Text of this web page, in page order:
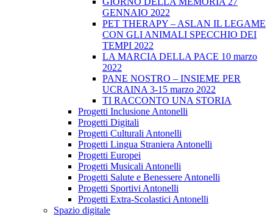
GENNAIO 2022
PET THERAPY – ASLAN IL LEGAME
CON GLI ANIMALI SPECCHIO DEI
TEMPI 2022
LA MARCIA DELLA PACE 10 marzo
2022
PANE NOSTRO – INSIEME PER
UCRAINA 3-15 marzo 2022
TI RACCONTO UNA STORIA
Progetti Inclusione Antonelli
Progetti Digitali
Progetti Culturali Antonelli
Progetti Lingua Straniera Antonelli
Progetti Europei
Progetti Musicali Antonelli
Progetti Salute e Benessere Antonelli
Progetti Sportivi Antonelli
Progetti Extra-Scolastici Antonelli
Spazio digitale